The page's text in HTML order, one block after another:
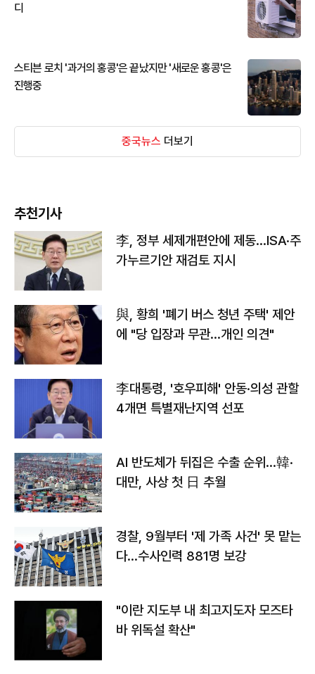
디
스티븐 로치 '과거의 홍콩'은 끝났지만 '새로운 홍콩'은
진행중
중국뉴스 더보기
추천기사
李, 정부 세제개편안에 제동…ISA·주
가누르기안 재검토 지시
與, 황희 '폐기 버스 청년 주택' 제안
에 "당 입장과 무관…개인 의견"
李대통령, '호우피해' 안동·의성 관할
4개면 특별재난지역 선포
AI 반도체가 뒤집은 수출 순위…韓·
대만, 사상 첫 日 추월
경찰, 9월부터 '제 가족 사건' 못 맡는
다…수사인력 881명 보강
"이란 지도부 내 최고지도자 모즈타
바 위독설 확산"